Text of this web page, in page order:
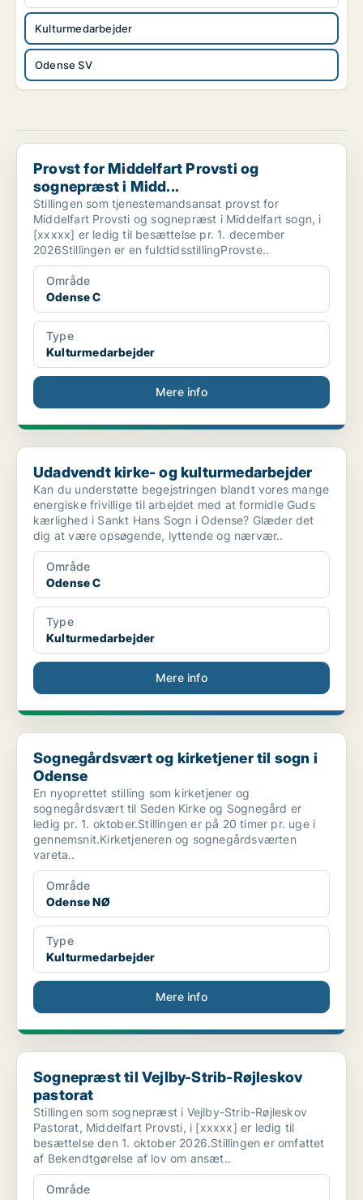
Kulturmedarbejder
Odense SV
Provst for Middelfart Provsti og sognepræst i Midd...
Provst for Middelfart Provsti og
sognepræst i Midd...
Stillingen som tjenestemandsansat provst for
Middelfart Provsti og sognepræst i Middelfart sogn, i
[xxxxx] er ledig til besættelse pr. 1. december
2026Stillingen er en fuldtidsstillingProvste..
Område
Odense C
Type
Kulturmedarbejder
Mere info
Udadvendt kirke- og kulturmedarbejder
Udadvendt kirke- og kulturmedarbejder
Kan du understøtte begejstringen blandt vores mange
energiske frivillige til arbejdet med at formidle Guds
kærlighed i Sankt Hans Sogn i Odense? Glæder det
dig at være opsøgende, lyttende og nærvær..
Område
Odense C
Type
Kulturmedarbejder
Mere info
Sognegårdsvært og kirketjener til sogn i Odense
Sognegårdsvært og kirketjener til sogn i
Odense
En nyoprettet stilling som kirketjener og
sognegårdsvært til Seden Kirke og Sognegård er
ledig pr. 1. oktober.Stillingen er på 20 timer pr. uge i
gennemsnit.Kirketjeneren og sognegårdsværten
vareta..
Område
Odense NØ
Type
Kulturmedarbejder
Mere info
Sognepræst til Vejlby-Strib-Røjleskov pastorat
Sognepræst til Vejlby-Strib-Røjleskov
pastorat
Stillingen som sognepræst i Vejlby-Strib-Røjleskov
Pastorat, Middelfart Provsti, i [xxxxx] er ledig til
besættelse den 1. oktober 2026.Stillingen er omfattet
af Bekendtgørelse af lov om ansæt..
Område